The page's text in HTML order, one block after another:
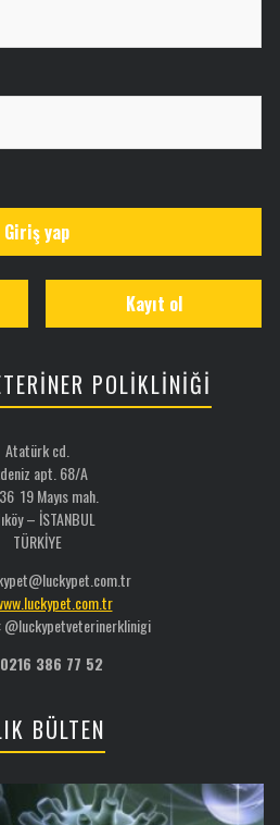
Giriş yap
Kayıt ol
POLİKLİNİĞİ
Atatürk cd.
apt. 68/A
19 Mayıs mah.
– İSTANBUL
TÜRKİYE
@luckypetveterinerklinigi
386 77 52
BÜLTEN